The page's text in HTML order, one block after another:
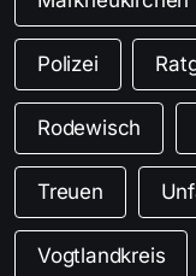
Polizei
Rodewisch
Treuen
Vogtlandkreis